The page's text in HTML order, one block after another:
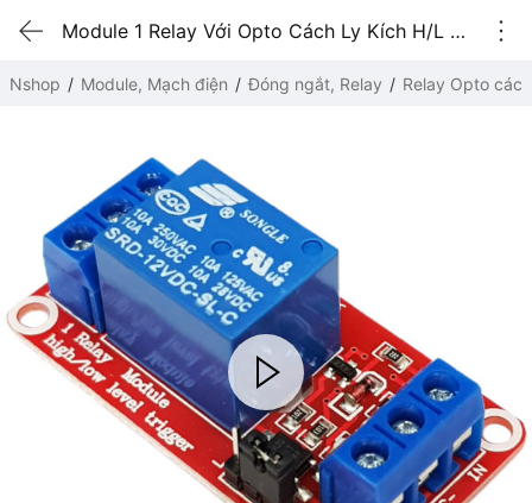
Module 1 Relay Với Opto Cách Ly Kích H/L (12VDC)
Nshop Module, Mạch điện Đóng ngắt, Relay Relay Opto